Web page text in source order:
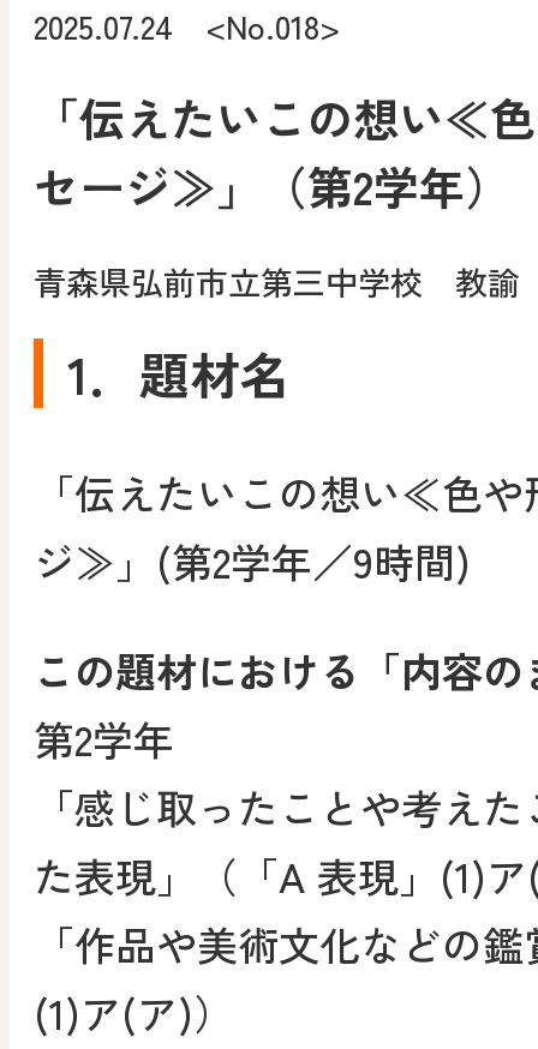
2025.07.24 <No.018>
「伝えたいこの想い≪
セージ≫」（第2学年）
青森県弘前市立第三中学校 教
1．題材名
「伝えたいこの想い≪色
ジ≫」(第2学年／9時間)
この題材における「内容
第2学年
「感じ取ったことや考え
た表現」（「A 表現」(1)
「作品や美術文化などの
(1)ア(ア)）